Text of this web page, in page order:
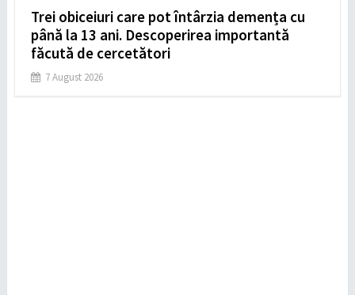
Trei obiceiuri care pot întârzia demența cu
până la 13 ani. Descoperirea importantă
făcută de cercetători
7 August 2026